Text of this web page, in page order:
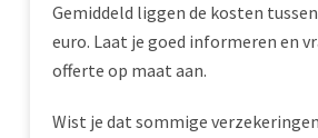
Gemiddeld liggen de kosten tussen
euro. Laat je goed informeren en
offerte op maat aan.
Wist je dat sommige